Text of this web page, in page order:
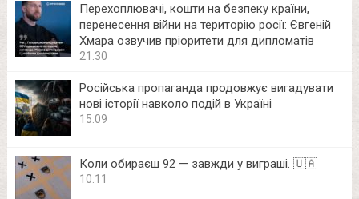
Перехоплювачі, кошти на безпеку країни,
перенесення війни на територію росії: Євгеній
Хмара озвучив пріоритети для дипломатів
21:30
Російська пропаганда продовжує вигадувати
нові історії навколо подій в Україні
15:09
Коли обираєш 92 — завжди у виграші. 🇺🇦
10:11